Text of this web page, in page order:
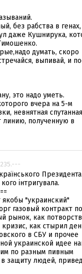
без рабства в генах,
даже Кушнирука,
думать, скоро
выпивай, и
это надо уметь.
вчера на 5-м
невнятная
линию, полученную в
інтригувала.
якобы "украинский"
газовый контракт
рынок, как
как стырил
в СБУ и прочее
украинской идее
по разным пивным
защиту людей,